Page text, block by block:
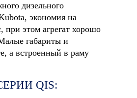
дизельного
экономия на
при этом агрегат хорошо
габариты и
а встроенный в раму
QIS: